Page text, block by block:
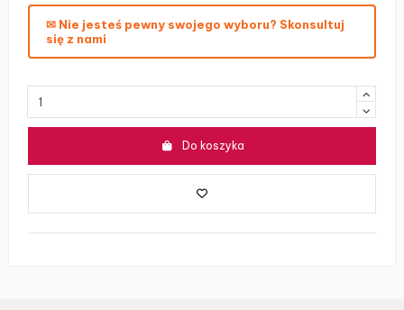
✉ Nie jesteś pewny swojego wyboru? Skonsultuj
się z nami
Do koszyka